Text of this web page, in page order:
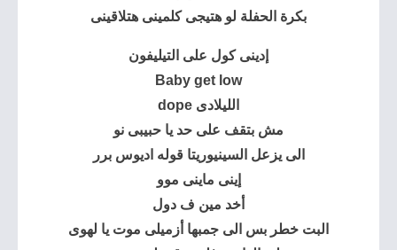
بكرة الحفلة لو هتيجى كلمينى هتلاقينى
إدينى كول على التيليفون
Baby get low
الليلادى dope
مش بتقف على حد يا حبيبى نو
الى يزعل السينيوريتا قوله اديوس برر
إينى ماينى موو
أخد مين ف دول
البت خطر بس الى جمبها أزميلى موت يا لهوى